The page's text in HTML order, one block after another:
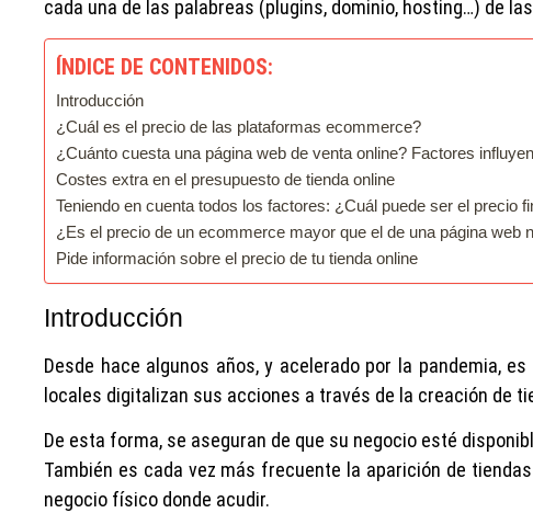
cada una de las palabreas (plugins, dominio, hosting…) de
ÍNDICE DE CONTENIDOS:
Introducción
¿Cuál es el precio de las plataformas ecommerce?
¿Cuánto cuesta una página web de venta online? Factores
Costes extra en el presupuesto de tienda online
Teniendo en cuenta todos los factores: ¿Cuál puede ser el precio
¿Es el precio de un ecommerce mayor que el de una página web
Pide información sobre el precio de tu tienda online
Introducción
Desde hace algunos años, y acelerado por la pandemia,
locales digitalizan sus acciones a través de la creación de
De esta forma, se aseguran de que su negocio esté
También es cada vez más frecuente la aparición de
negocio físico donde acudir.